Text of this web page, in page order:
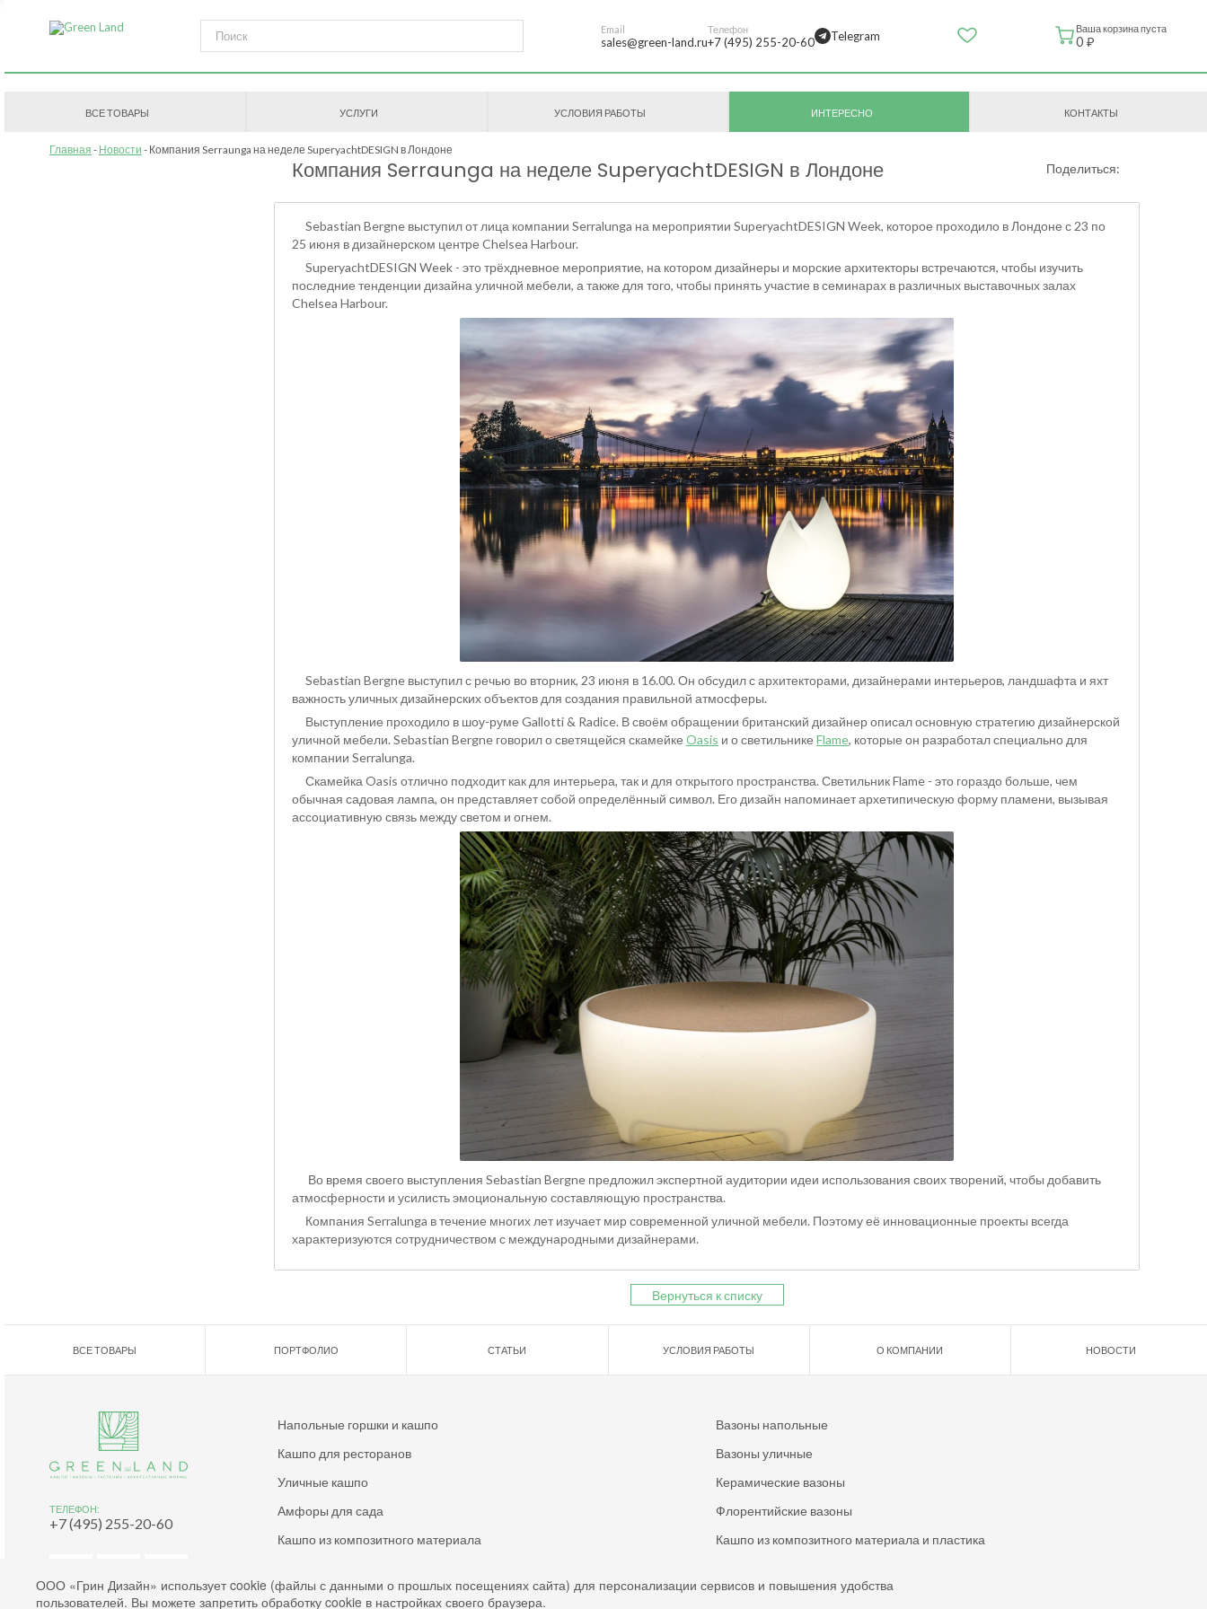
Email
sales@green-land.ru
Телефон
+7 (495) 255-20-60 Telegram Ваша корзина пуста
0 ₽
ВСЕ ТОВАРЫ УСЛУГИ УСЛОВИЯ РАБОТЫ ИНТЕРЕСНО КОНТАКТЫ
Главная Новости Компания Serraunga на неделе SuperyachtDESIGN в Лондоне
Поделиться:
Компания Serraunga на неделе SuperyachtDESIGN в Лондоне
Sebastian Bergne выступил от лица компании Serralunga на мероприятии SuperyachtDESIGN Week, которое проходило в Лондоне с 23 по
25 июня в дизайнерском центре Chelsea Harbour.
SuperyachtDESIGN Week - это трёхдневное мероприятие, на котором дизайнеры и морские архитекторы встречаются, чтобы изучить
последние тенденции дизайна уличной мебели, а также для того, чтобы принять участие в семинарах в различных выставочных залах
Chelsea Harbour.
Sebastian Bergne выступил с речью во вторник, 23 июня в 16.00. Он обсудил с архитекторами, дизайнерами интерьеров, ландшафта и яхт
важность уличных дизайнерских объектов для создания правильной атмосферы.
Выступление проходило в шоу-руме Gallotti & Radice. В своём обращении британский дизайнер описал основную стратегию дизайнерской
уличной мебели. Sebastian Bergne говорил о светящейся скамейке Oasis и о светильнике Flame, которые он разработал специально для
компании Serralunga.
Скамейка Oasis отлично подходит как для интерьера, так и для открытого пространства. Светильник Flame - это гораздо больше, чем
обычная садовая лампа, он представляет собой определённый символ. Его дизайн напоминает архетипическую форму пламени, вызывая
ассоциативную связь между светом и огнем.
Во время своего выступления Sebastian Bergne предложил экспертной аудитории идеи использования своих творений, чтобы добавить
атмосферности и усилисть эмоциональную составляющую пространства.
Компания Serralunga в течение многих лет изучает мир современной уличной мебели. Поэтому её инновационные проекты всегда
характеризуются сотрудничеством с международными дизайнерами.
Вернуться к списку
ВСЕ ТОВАРЫ ПОРТФОЛИО СТАТЬИ УСЛОВИЯ РАБОТЫ О КОМПАНИИ НОВОСТИ
ТЕЛЕФОН:
+7 (495) 255-20-60
Напольные горшки и кашпо
Вазоны напольные
Кашпо для ресторанов
Вазоны уличные
Уличные кашпо
Керамические вазоны
Амфоры для сада
Флорентийские вазоны
Кашпо из композитного материала
Кашпо из композитного материала и пластика
ООО «Грин Дизайн» использует cookie (файлы с данными о прошлых посещениях сайта) для персонализации сервисов и повышения удобства
пользователей. Вы можете запретить обработку cookie в настройках своего браузера.